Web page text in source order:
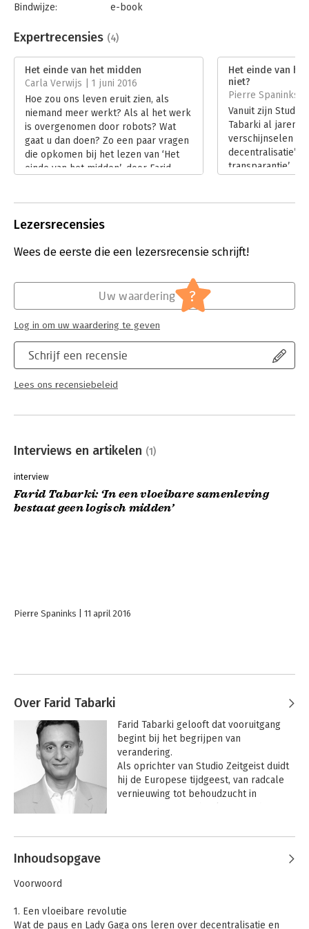
Bindwijze:
e-book
Bestandsformaat:
epub
Uitgever:
Warden Press
Druk:
1
Verschijningsdatum:
11-3-2017
Hoofdrubriek: Mens en maatschappij
Expertrecensies (4)
Het einde van het midden
Carla Verwijs | 1 juni 2016
Hoe zou ons leven eruit zien, als
niemand meer werkt? Als al het werk
is overgenomen door robots? Wat
gaat u dan doen? Zo een paar vragen
die opkomen bij het lezen van ‘Het
einde van het midden’, door Farid
een van de ontwikkelingen die
toekomst.
Het einde van
niet?
Pierre Spaninks |
Vanuit zijn Studio
Tabarki al jaren
verschijnselen als
decentralisatie’
transparantie’. In
geweest bij meer
Lezersrecensies
Wees de eerste die een lezersrecensie schrijft!
Schrijf een recensie
Lees ons recensiebeleid
Uw waardering ?
Log in om uw waardering te geven
Interviews en artikelen (1)
interview
Farid Tabarki: ‘In een vloeibare samenleving
bestaat geen logisch midden’
Pierre Spaninks 11 april 2016
Over Farid Tabarki
Farid Tabarki gelooft dat vooruitgang
begint bij het begrijpen van
verandering.
Als oprichter van Studio Zeitgeist duidt
hij de Europese tijdgeest, van radcale
vernieuwing tot behoudzucht in
van extremen betekent voor mens,
Dagblad, presenteerde programma's
als MTV Coolpolitics en Durf te denken:
Andere boeken door Farid Tabarki
Inhoudsopgave
Voorwoord
1. Een vloeibare revolutie
Wat de paus en Lady Gaga ons leren over decentralisatie en